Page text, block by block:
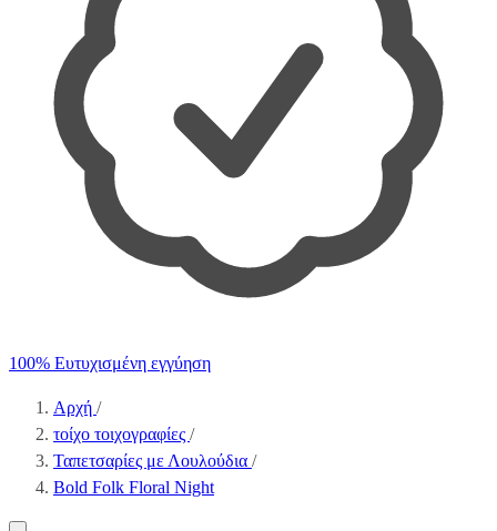
100% Ευτυχισμένη εγγύηση
Αρχή /
τοίχο τοιχογραφίες /
Ταπετσαρίες με Λουλούδια /
Bold Folk Floral Night